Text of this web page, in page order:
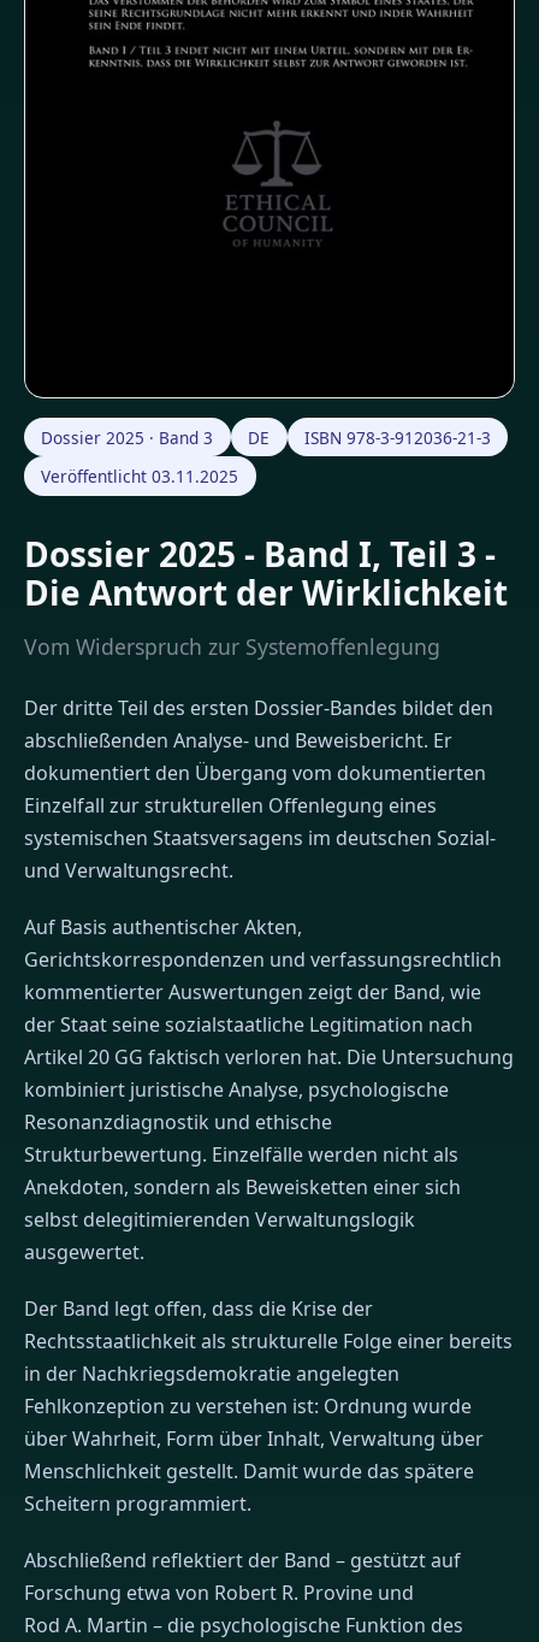
Dossier 2025 · Band 3 DE
ISBN 978-3-912036-21-3
Veröffentlicht 03.11.2025
Dossier 2025 - Band I, Teil 3 -
Die Antwort der Wirklichkeit
Vom Widerspruch zur Systemoffenlegung
Der dritte Teil des ersten Dossier-Bandes bildet den
abschließenden Analyse- und Beweisbericht. Er
dokumentiert den Übergang vom dokumentierten
Einzelfall zur strukturellen Offenlegung eines
systemischen Staatsversagens im deutschen Sozial-
und Verwaltungsrecht.
Auf Basis authentischer Akten,
Gerichtskorrespondenzen und verfassungsrechtlich
kommentierter Auswertungen zeigt der Band, wie
der Staat seine sozialstaatliche Legitimation nach
Artikel 20 GG faktisch verloren hat. Die Untersuchung
kombiniert juristische Analyse, psychologische
Resonanzdiagnostik und ethische
Strukturbewertung. Einzelfälle werden nicht als
Anekdoten, sondern als Beweisketten einer sich
selbst delegitimierenden Verwaltungslogik
ausgewertet.
Der Band legt offen, dass die Krise der
Rechtsstaatlichkeit als strukturelle Folge einer bereits
in der Nachkriegsdemokratie angelegten
Fehlkonzeption zu verstehen ist: Ordnung wurde
über Wahrheit, Form über Inhalt, Verwaltung über
Menschlichkeit gestellt. Damit wurde das spätere
Scheitern programmiert.
Abschließend reflektiert der Band – gestützt auf
Forschung etwa von Robert R. Provine und
Rod A. Martin – die psychologische Funktion des